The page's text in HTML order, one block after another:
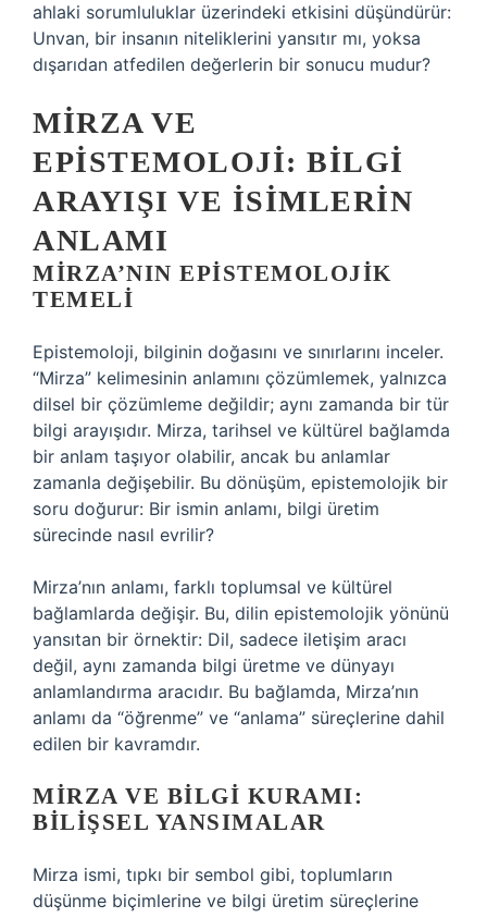
ahlaki sorumluluklar üzerindeki etkisini düşündürür:
Unvan, bir insanın niteliklerini yansıtır mı, yoksa
dışarıdan atfedilen değerlerin bir sonucu mudur?
MIRZA VE
EPISTEMOLOJI: BILGI
ARAYIŞI VE İSIMLERIN
ANLAMI
MIRZA’NIN EPISTEMOLOJIK
TEMELI
Epistemoloji, bilginin doğasını ve sınırlarını inceler.
“Mirza” kelimesinin anlamını çözümlemek, yalnızca
dilsel bir çözümleme değildir; aynı zamanda bir tür
bilgi arayışıdır. Mirza, tarihsel ve kültürel bağlamda
bir anlam taşıyor olabilir, ancak bu anlamlar
zamanla değişebilir. Bu dönüşüm, epistemolojik bir
soru doğurur: Bir ismin anlamı, bilgi üretim
sürecinde nasıl evrilir?
Mirza’nın anlamı, farklı toplumsal ve kültürel
bağlamlarda değişir. Bu, dilin epistemolojik yönünü
yansıtan bir örnektir: Dil, sadece iletişim aracı
değil, aynı zamanda bilgi üretme ve dünyayı
anlamlandırma aracıdır. Bu bağlamda, Mirza’nın
anlamı da “öğrenme” ve “anlama” süreçlerine dahil
edilen bir kavramdır.
MIRZA VE BILGI KURAMI:
BILIŞSEL YANSIMALAR
Mirza ismi, tıpkı bir sembol gibi, toplumların
düşünme biçimlerine ve bilgi üretim süreçlerine